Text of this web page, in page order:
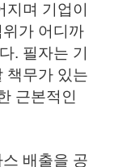
며 기업이
가 어디까
. 필자는 기
책무가 있는
근본적인
배출을 공